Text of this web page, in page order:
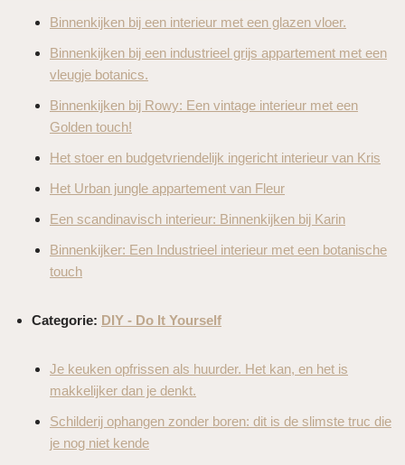
Binnenkijken bij een interieur met een glazen vloer.
Binnenkijken bij een industrieel grijs appartement met een
vleugje botanics.
Binnenkijken bij Rowy: Een vintage interieur met een
Golden touch!
Het stoer en budgetvriendelijk ingericht interieur van Kris
Het Urban jungle appartement van Fleur
Een scandinavisch interieur: Binnenkijken bij Karin
Binnenkijker: Een Industrieel interieur met een botanische
touch
Categorie: DIY - Do It Yourself
Je keuken opfrissen als huurder. Het kan, en het is
makkelijker dan je denkt.
Schilderij ophangen zonder boren: dit is de slimste truc die
je nog niet kende